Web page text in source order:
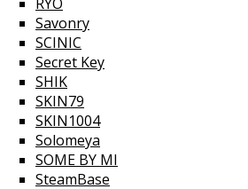
Savonry
SCINIC
Secret Key
SHIK
SKIN79
SKIN1004
Solomeya
SOME BY MI
SteamBase